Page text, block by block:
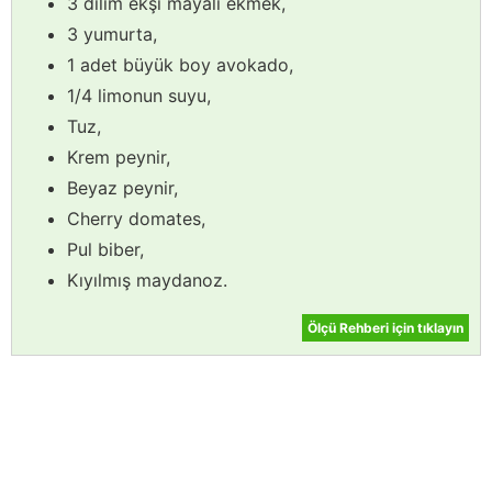
3 yumurta,
1 adet büyük boy avokado,
1/4 limonun suyu,
Tuz,
Krem peynir,
Beyaz peynir,
Cherry domates,
Pul biber,
Kıyılmış maydanoz.
Ölçü Rehberi için tıklayın